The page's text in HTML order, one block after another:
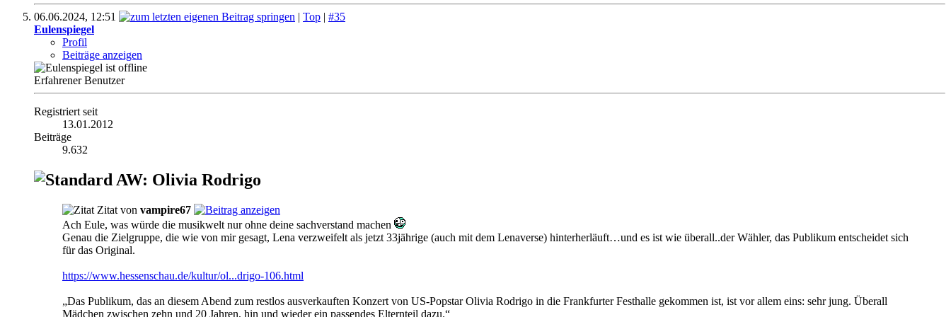
06.06.2024, 12:51 | Top | #35
Eulenspiegel
Profil
Beiträge anzeigen
Erfahrener Benutzer
Registriert seit
13.01.2012
Beiträge
9.632
AW: Olivia Rodrigo
Zitat von vampire67
Ach Eule, was würde die musikwelt nur ohne deine sachverstand machen
Genau die Zielgruppe, die wie von mir gesagt, Lena verzweifelt als jetzt 33jährige (auch mit dem Lenaverse) hinterherläuft…und es ist wie überall..der Wähler, das Publikum entscheidet sich
für das Original.
https://www.hessenschau.de/kultur/ol...drigo-106.html
„Das Publikum, das an diesem Abend zum restlos ausverkauften Konzert von US-Popstar Olivia Rodrigo in die Frankfurter Festhalle gekommen ist, ist vor allem eins: sehr jung. Überall
Mädchen zwischen zehn und 20 Jahren, hin und wieder ein passendes Elternteil dazu.“